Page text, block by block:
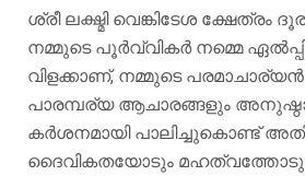
ശ്രീ ലക്ഷ്മി വെങ്കിടേശ ക്ഷേത്രം
നമ്മുടെ പൂർവ്വികർ നമ്മെ
വിളക്കാണ്, നമ്മുടെ
പാരമ്പര്യ ആചാരങ്ങളും
കർശനമായി പാലിച്ചുകൊണ്ട്
ദൈവികതയോടും